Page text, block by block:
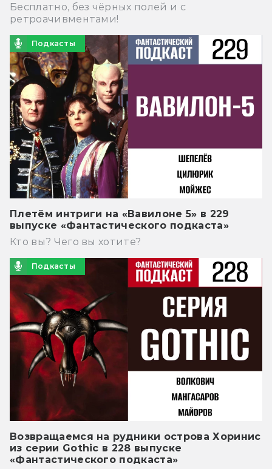
Бесплатно, без чёрных полей и с
ретроачивментами!
Подкасты
Плетём интриги на «Вавилоне 5» в 229
выпуске «Фантастического подкаста»
Кто вы? Чего вы хотите?
Подкасты
Возвращаемся на рудники острова Хоринис
из серии Gothic в 228 выпуске
«Фантастического подкаста»